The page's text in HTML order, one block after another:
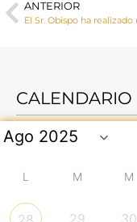
ANTERIOR
CALENDARIO
L M M